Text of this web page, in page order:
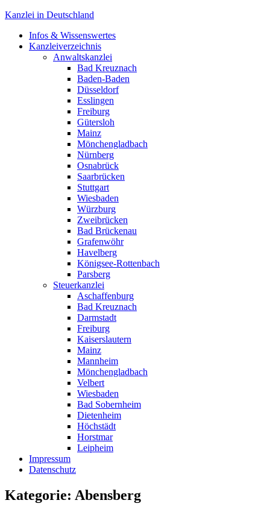
Kanzlei in Deutschland
Aktuelle rechtliche Themen, Kanzleisuche und mehr!
Infos & Wissenswertes
Kanzleiverzeichnis
Anwaltskanzlei
Bad Kreuznach
Baden-Baden
Düsseldorf
Esslingen
Freiburg
Gütersloh
Mainz
Mönchengladbach
Nürnberg
Osnabrück
Saarbrücken
Stuttgart
Wiesbaden
Würzburg
Zweibrücken
Bad Brückenau
Grafenwöhr
Havelberg
Königsee-Rottenbach
Parsberg
Steuerkanzlei
Aschaffenburg
Bad Kreuznach
Darmstadt
Freiburg
Kaiserslautern
Mainz
Mannheim
Mönchengladbach
Velbert
Wiesbaden
Bad Sobernheim
Dietenheim
Höchstädt
Horstmar
Leipheim
Impressum
Datenschutz
Kategorie: Abensberg